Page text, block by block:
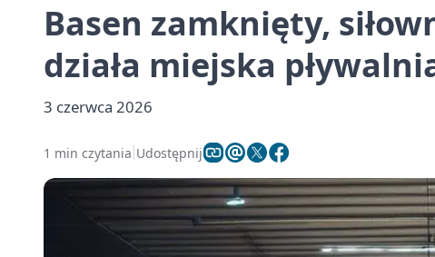
Basen zamknięty,
działa miejska
3 czerwca 2026
1 min czytania Udostępnij